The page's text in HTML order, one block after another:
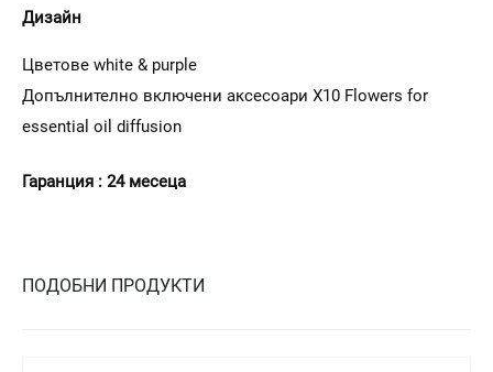
Дизайн
Цветове white & purple
Допълнително включени аксесоари X10 Flowers for
essential oil diffusion
Гаранция : 24 месеца
ПОДОБНИ ПРОДУКТИ